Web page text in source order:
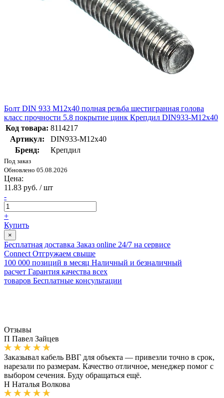
Болт DIN 933 М12х40 полная резьба шестигранная голова
класс прочности 5.8 покрытие цинк Крепдил DIN933-М12x40
Код товара: 8114217
Артикул:
DIN933-М12x40
Бренд:
Крепдил
Под заказ
Обновлено 05.08.2026
Цена:
11.83 руб. / шт
-
+
Купить
×
Бесплатная доставка Заказ online 24/7 на сервисе
Connect Отгружаем свыше
100 000 позиций в месяц Наличный и безналичный
расчет Гарантия качества всех
товаров Бесплатные консультации
Отзывы
П Павел Зайцев
Заказывал кабель ВВГ для объекта — привезли точно в срок,
нарезали по размерам. Качество отличное, менеджер помог с
выбором сечения. Буду обращаться ещё.
Н Наталья Волкова